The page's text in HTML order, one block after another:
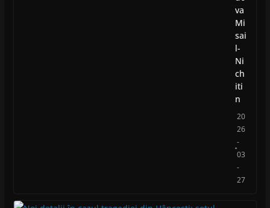
va
Mi
sai
l-
Ni
ch
iti
n
20
26
-
03
-
27